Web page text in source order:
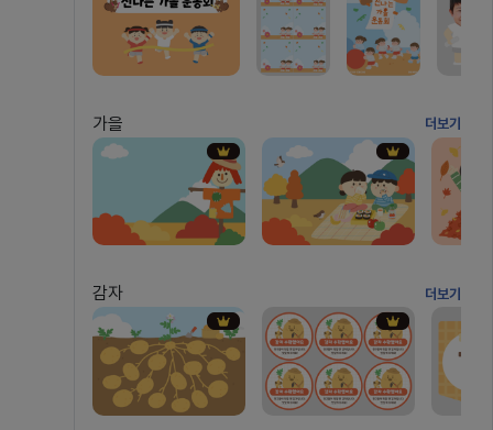
가을 더보기
감자 더보기